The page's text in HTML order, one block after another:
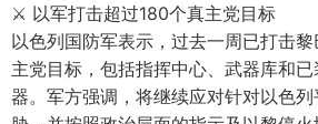
⚔️ 以军打击超过180个真主党目标
以色列国防军表示，过去一周已打击
主党目标，包括指挥中心、武器库和
器。军方强调，将继续应对针对以色